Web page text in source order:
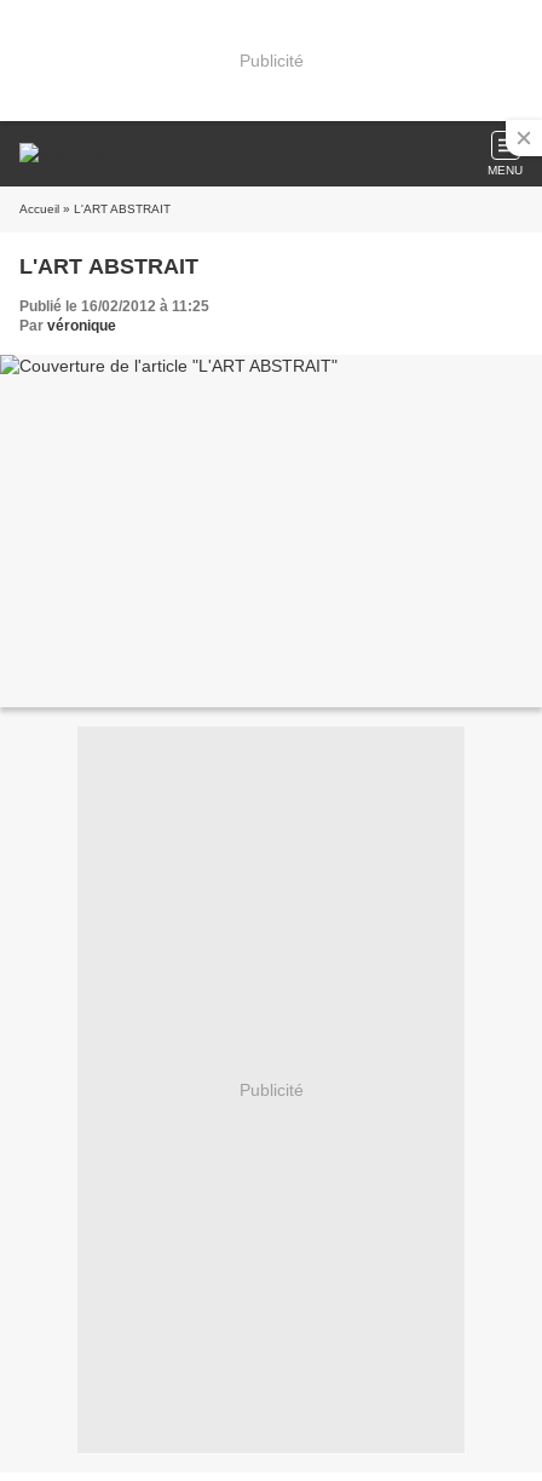
Publicité
MENU
Accueil » L'ART ABSTRAIT
L'ART ABSTRAIT
Publié le 16/02/2012 à 11:25
Par véronique
Publicité